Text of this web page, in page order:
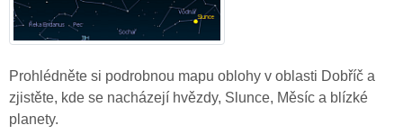
Prohlédněte si podrobnou mapu oblohy v oblasti Dobříč a
zjistěte, kde se nacházejí hvězdy, Slunce, Měsíc a blízké
planety.